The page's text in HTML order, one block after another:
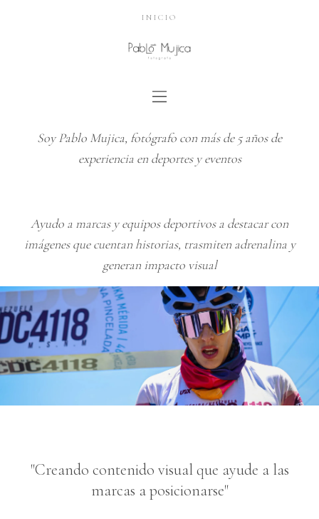
INICIO
Soy Pablo Mujica, fotógrafo con más de 5 años de
experiencia en deportes y eventos
Ayudo a marcas y equipos deportivos a destacar con
imágenes que cuentan historias, trasmiten adrenalina y
generan impacto visual
"Creando contenido visual que ayude a las
marcas a posicionarse"